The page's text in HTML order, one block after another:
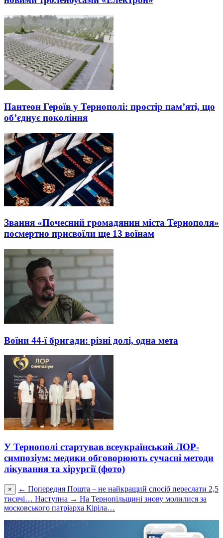
Пантеон Героїв у Тернополі: простір пам’яті, що
об’єднує покоління
Звання «Почесний громадянин міста Тернополя»
посмертно присвоїли ще 13 воїнам
Воїни 44-ї бригади: різні долі, одна мета
У Тернополі стартував всеукраїнський ЛОР-
симпозіум: медики обговорюють сучасні методи
лікування та хірургії (фото)
× ← Попередня Пошта – не найкращий спосіб переслати 2,5
тисячі… Наступна → На Тернопільщині знову молилися за
московського патріарха Кіріла…